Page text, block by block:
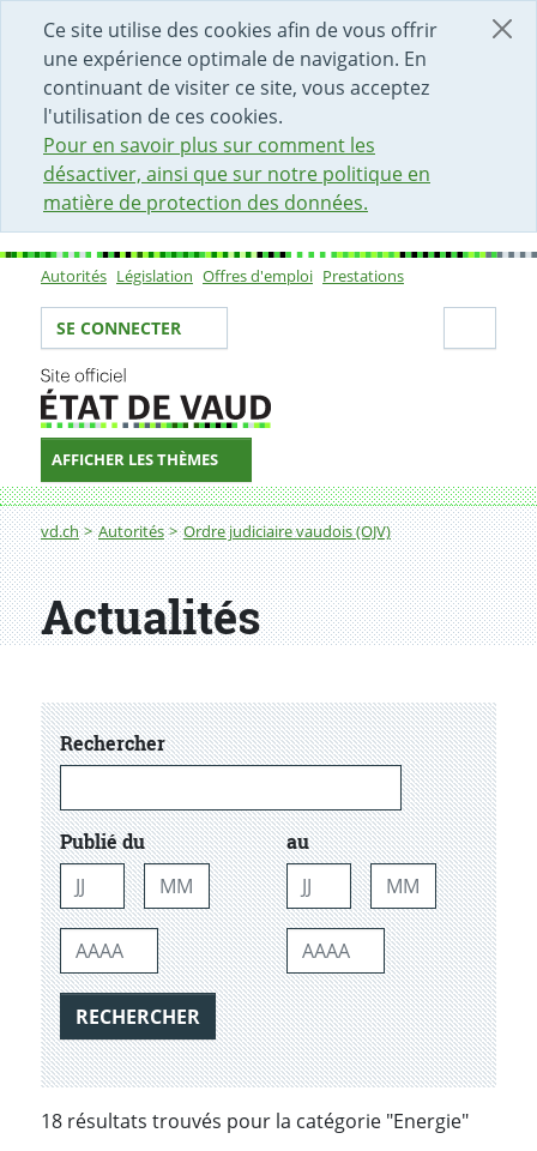
Ce site utilise des cookies afin de vous offrir
une expérience optimale de navigation. En
continuant de visiter ce site, vous acceptez
l'utilisation de ces cookies.
Pour en savoir plus sur comment les
désactiver, ainsi que sur notre politique en
matière de protection des données.
DÉBUT DU CONTENU DE LA PAGE
ACCÈS AU CHAMP DE RECHERCHE
PAGE D'ACCUEIL
FORMULAIRE DE CONTACT
Sous-navigation
Autorités Législation Offres d'emploi Prestations
Votre identité
SE CONNECTER
AFFICHER LES THÈMES
Fil d'Ariane
vd.ch Autorités Ordre judiciaire vaudois (OJV)
Actualités
Rechercherdans les actualtiés
Publié du
Jour Mois
Année
au
Jour Mois
Année
RECHERCHER
18 résultats trouvés pour la catégorie "Energie"